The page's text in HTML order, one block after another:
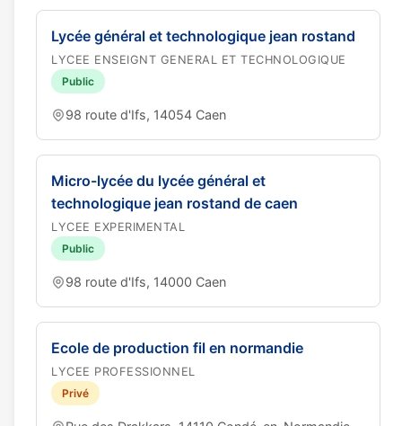
Lycée général et technologique jean rostand
LYCEE ENSEIGNT GENERAL ET TECHNOLOGIQUE
Public
98 route d'Ifs, 14054 Caen
Micro-lycée du lycée général et
technologique jean rostand de caen
LYCEE EXPERIMENTAL
Public
98 route d'Ifs, 14000 Caen
Ecole de production fil en normandie
LYCEE PROFESSIONNEL
Privé